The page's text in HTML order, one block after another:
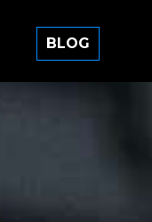
BLOG